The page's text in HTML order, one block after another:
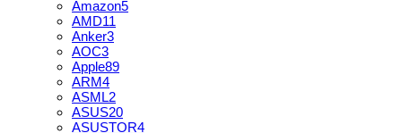
Amazon5
AMD11
Anker3
AOC3
Apple89
ARM4
ASML2
ASUS20
ASUSTOR4